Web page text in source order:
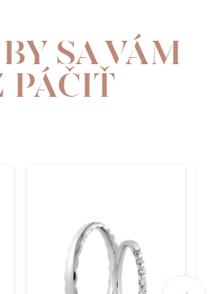
SA VÁM
PÁČIŤ